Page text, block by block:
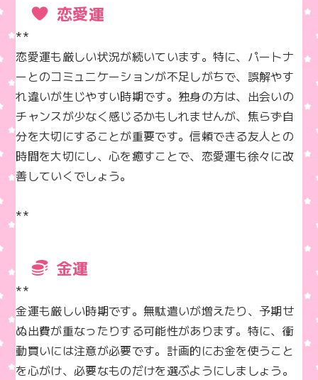
恋愛運
**
恋愛運も厳しい状況が続いています。特に、パートナ
ーとのコミュニケーションが不足しがちで、誤解やす
れ違いが生じやすい時期です。独身の方は、出会いの
チャンスが少なく感じるかもしれませんが、焦らず自
分を大切にすることが重要です。信頼できる友人との
時間を大切にし、心を癒すことで、恋愛運も徐々に改
善していくでしょう。
**
金運
**
金運も厳しい時期です。無駄遣いが増えたり、予期せ
ぬ出費が重なったりする可能性があります。特に、衝
動買いには注意が必要です。計画的にお金を使うこと
を心がけ、必要なものだけを選ぶようにしましょう。